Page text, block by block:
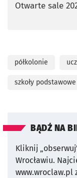
Otwarte sale
półkolonie
szkoły podstawowe
BĄDŹ NA
Kliknij
Wrocławiu.
www.wroclaw.pl